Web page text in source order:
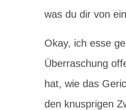
was du dir von
Okay, ich esse
Überraschung
hat, wie das
den knusprigen